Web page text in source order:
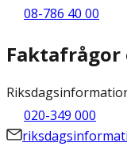
08-786 40 00
Faktafrågor
020-349 000